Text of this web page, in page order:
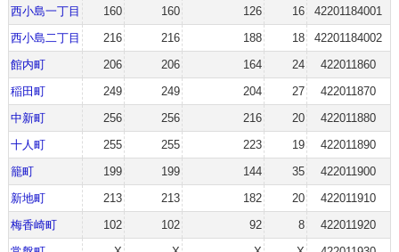
西小島一丁目
160 160 126 16
42201184001
西小島二丁目
216 216 188 18
42201184002
館内町
206 206 164 24
422011860
稲田町
249 249 204 27
422011870
中新町
256 256 216 20
422011880
十人町
255 255 223 19
422011890
籠町
199 199 144 35
422011900
新地町
213 213 182 20
422011910
梅香崎町
102 102 92 8
422011920